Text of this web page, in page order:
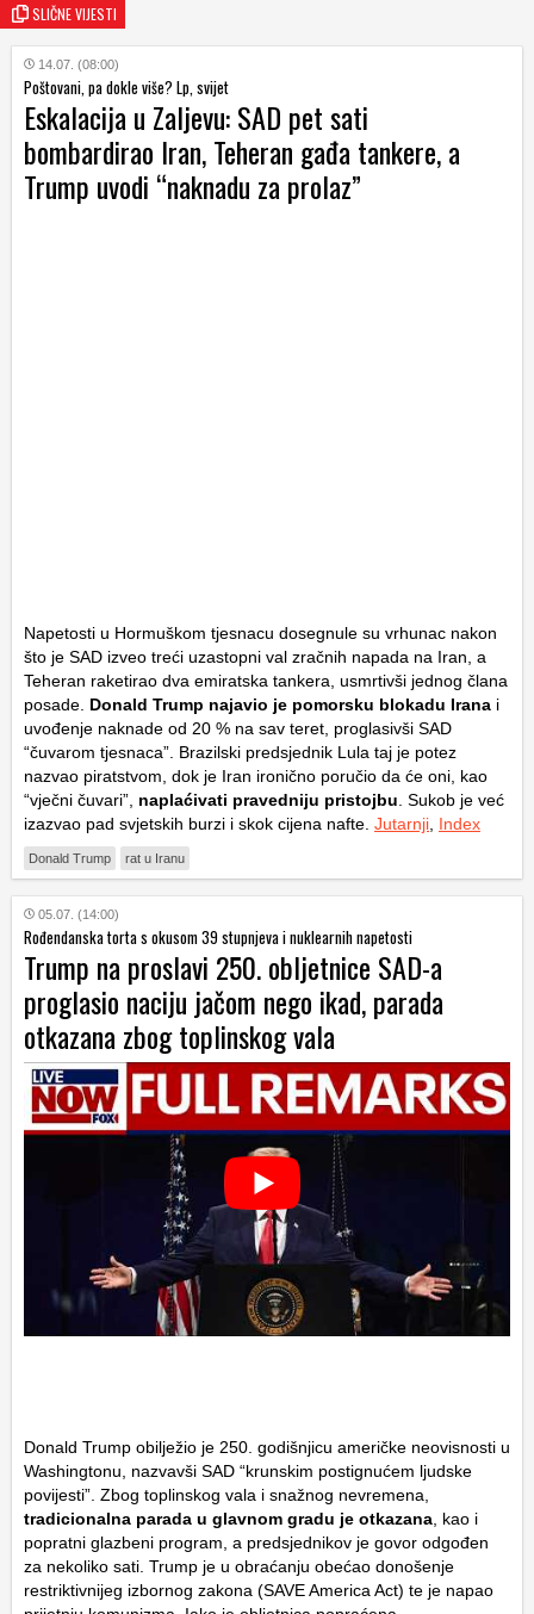
SLIČNE VIJESTI
14.07. (08:00)
Poštovani, pa dokle više? Lp, svijet
Eskalacija u Zaljevu: SAD pet sati
bombardirao Iran, Teheran gađa tankere, a
Trump uvodi “naknadu za prolaz”
Napetosti u Hormuškom tjesnacu dosegnule su vrhunac nakon
što je SAD izveo treći uzastopni val zračnih napada na Iran, a
Teheran raketirao dva emiratska tankera, usmrtivši jednog člana
posade. Donald Trump najavio je pomorsku blokadu Irana i
uvođenje naknade od 20 % na sav teret, proglasivši SAD
“čuvarom tjesnaca”. Brazilski predsjednik Lula taj je potez
nazvao piratstvom, dok je Iran ironično poručio da će oni, kao
“vječni čuvari”, naplaćivati pravedniju pristojbu . Sukob je već
izazvao pad svjetskih burzi i skok cijena nafte. Jutarnji Index
Donald Trump rat u Iranu
05.07. (14:00)
Rođendanska torta s okusom 39 stupnjeva i nuklearnih napetosti
Trump na proslavi 250. obljetnice SAD-a
proglasio naciju jačom nego ikad, parada
otkazana zbog toplinskog vala
Donald Trump obilježio je 250. godišnjicu američke neovisnosti u
Washingtonu, nazvavši SAD “krunskim postignućem ljudske
povijesti”. Zbog toplinskog vala i snažnog nevremena,
tradicionalna parada u glavnom gradu je otkazana , kao i
popratni glazbeni program, a predsjednikov je govor odgođen
za nekoliko sati. Trump je u obraćanju obećao donošenje
restriktivnijeg izbornog zakona (SAVE America Act) te je napao